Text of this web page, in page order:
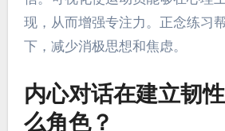
现，从而增强专注力。正念练习
下，减少消极思想和焦虑。
内心对话在建立韧
么角色？